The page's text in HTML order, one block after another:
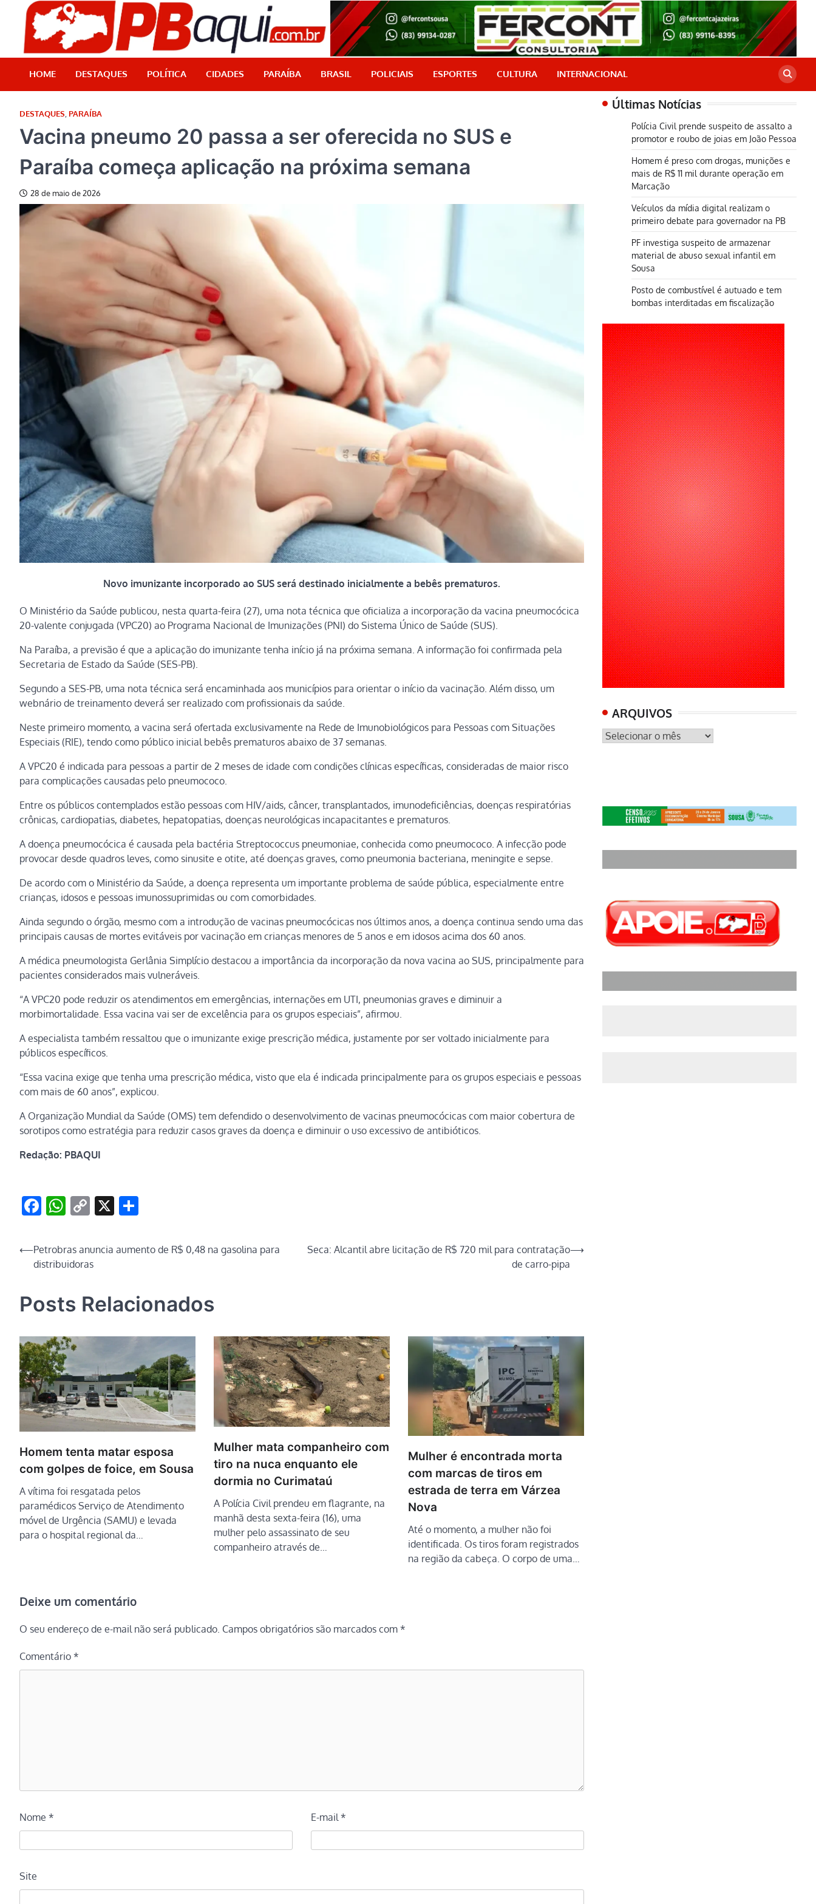
content
PB Aqui
Jornalismo com credibilidade, é aqui!
HOME DESTAQUES POLÍTICA CIDADES PARAÍBA BRASIL POLICIAIS ESPORTES CULTURA INTERNACIONAL
DESTAQUES PARAÍBA
Vacina pneumo 20 passa a ser oferecida no SUS e
Paraíba começa aplicação na próxima semana
28 de maio de 2026
Novo imunizante incorporado ao SUS será destinado inicialmente a bebês prematuros.
O Ministério da Saúde publicou, nesta quarta-feira (27), uma nota técnica que oficializa a incorporação da vacina pneumocócica
20-valente conjugada (VPC20) ao Programa Nacional de Imunizações (PNI) do Sistema Único de Saúde (SUS).
Na Paraíba, a previsão é que a aplicação do imunizante tenha início já na próxima semana. A informação foi confirmada pela
Secretaria de Estado da Saúde (SES-PB).
Segundo a SES-PB, uma nota técnica será encaminhada aos municípios para orientar o início da vacinação. Além disso, um
webnário de treinamento deverá ser realizado com profissionais da saúde.
Neste primeiro momento, a vacina será ofertada exclusivamente na Rede de Imunobiológicos para Pessoas com Situações
Especiais (RIE), tendo como público inicial bebês prematuros abaixo de 37 semanas.
A VPC20 é indicada para pessoas a partir de 2 meses de idade com condições clínicas específicas, consideradas de maior risco
para complicações causadas pelo pneumococo.
Entre os públicos contemplados estão pessoas com HIV/aids, câncer, transplantados, imunodeficiências, doenças respiratórias
crônicas, cardiopatias, diabetes, hepatopatias, doenças neurológicas incapacitantes e prematuros.
A doença pneumocócica é causada pela bactéria Streptococcus pneumoniae, conhecida como pneumococo. A infecção pode
provocar desde quadros leves, como sinusite e otite, até doenças graves, como pneumonia bacteriana, meningite e sepse.
De acordo com o Ministério da Saúde, a doença representa um importante problema de saúde pública, especialmente entre
crianças, idosos e pessoas imunossuprimidas ou com comorbidades.
Ainda segundo o órgão, mesmo com a introdução de vacinas pneumocócicas nos últimos anos, a doença continua sendo uma das
principais causas de mortes evitáveis por vacinação em crianças menores de 5 anos e em idosos acima dos 60 anos.
A médica pneumologista Gerlânia Simplício destacou a importância da incorporação da nova vacina ao SUS, principalmente para
pacientes considerados mais vulneráveis.
“A VPC20 pode reduzir os atendimentos em emergências, internações em UTI, pneumonias graves e diminuir a
morbimortalidade. Essa vacina vai ser de excelência para os grupos especiais”, afirmou.
A especialista também ressaltou que o imunizante exige prescrição médica, justamente por ser voltado inicialmente para
públicos específicos.
“Essa vacina exige que tenha uma prescrição médica, visto que ela é indicada principalmente para os grupos especiais e pessoas
com mais de 60 anos”, explicou.
A Organização Mundial da Saúde (OMS) tem defendido o desenvolvimento de vacinas pneumocócicas com maior cobertura de
sorotipos como estratégia para reduzir casos graves da doença e diminuir o uso excessivo de antibióticos.
Redação: PBAQUI
Facebook
WhatsApp
Copy
X
Navegação
de
⟵Petrobras anuncia aumento de R$ 0,48 na gasolina para
distribuidoras
Seca: Alcantil abre licitação de R$ 720 mil para contratação
de carro-pipa
⟶
Posts Relacionados
Homem tenta matar esposa
com golpes de foice, em Sousa
A vítima foi resgatada pelos
paramédicos Serviço de Atendimento
móvel de Urgência (SAMU) e levada
para o hospital regional da…
Mulher mata companheiro com
tiro na nuca enquanto ele
dormia no Curimataú
A Polícia Civil prendeu em flagrante, na
manhã desta sexta-feira (16), uma
mulher pelo assassinato de seu
companheiro através de…
Mulher é encontrada morta
com marcas de tiros em
estrada de terra em Várzea
Nova
Até o momento, a mulher não foi
identificada. Os tiros foram registrados
na região da cabeça. O corpo de uma…
Deixe um comentário
O seu endereço de e-mail não será publicado. Campos obrigatórios são marcados com *
Comentário *
Nome * E-mail *
Site
Últimas Notícias
Polícia Civil prende suspeito de assalto a
promotor e roubo de joias em João Pessoa
Homem é preso com drogas, munições e
mais de R$ 11 mil durante operação em
Marcação
Veículos da mídia digital realizam o
primeiro debate para governador na PB
PF investiga suspeito de armazenar
material de abuso sexual infantil em
Sousa
Posto de combustível é autuado e tem
bombas interditadas em fiscalização
ARQUIVOS
ARQUIVOS